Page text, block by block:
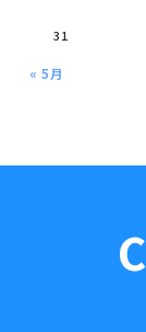
31
« 5月